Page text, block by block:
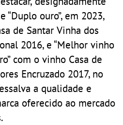
“Duplo ouro”, em 2023,
de Santar Vinha dos
2016, e “Melhor vinho
com o vinho Casa de
Encruzado 2017, no
a qualidade e
oferecido ao mercado